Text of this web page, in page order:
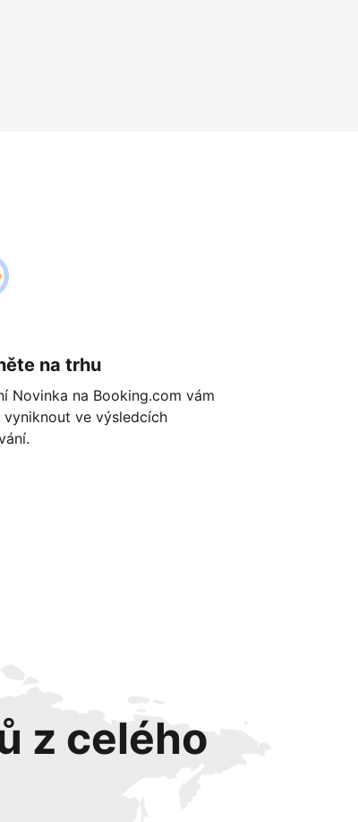
na trhu
Novinka na Booking.com vám
vyniknout ve výsledcích
z celého